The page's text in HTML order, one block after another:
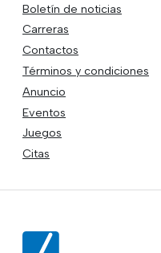
Boletín de noticias
Carreras
Contactos
Términos y condiciones
Anuncio
Eventos
Juegos
Citas